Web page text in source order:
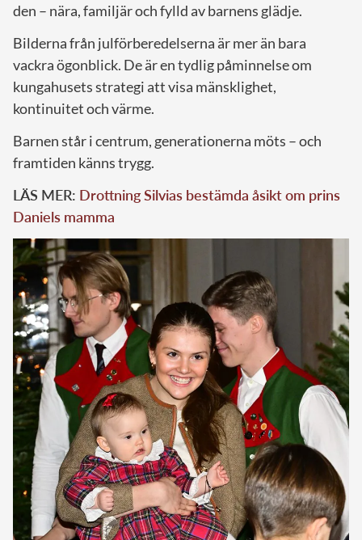
den – nära, familjär och fylld av barnens glädje.
Bilderna från julförberedelserna är mer än bara
vackra ögonblick. De är en tydlig påminnelse om
kungahusets strategi att visa mänsklighet,
kontinuitet och värme.
Barnen står i centrum, generationerna möts – och
framtiden känns trygg.
LÄS MER: Drottning Silvias bestämda åsikt om prins
Daniels mamma